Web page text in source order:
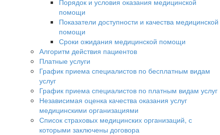
Порядок и условия оказания медицинской
помощи
Показатели доступности и качества медицинской
помощи
Сроки ожидания медицинской помощи
Алгоритм действия пациентов
Платные услуги
График приема специалистов по бесплатным видам
услуг
График приема специалистов по платным видам услуг
Независимая оценка качества оказания услуг
медицинскими организациями
Список страховых медицинских организаций, с
которыми заключены договора